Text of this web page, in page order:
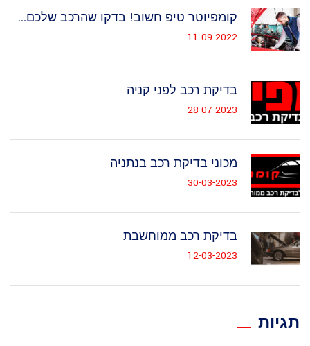
קומפיוטר טיפ חשוב! בדקו שהרכב שלכם...
11-09-2022
בדיקת רכב לפני קניה
28-07-2023
מכוני בדיקת רכב בנתניה
30-03-2023
בדיקת רכב ממוחשבת
12-03-2023
תגיות